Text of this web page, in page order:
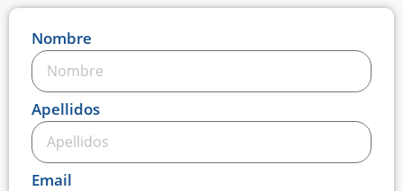
Nombre
Apellidos
Email